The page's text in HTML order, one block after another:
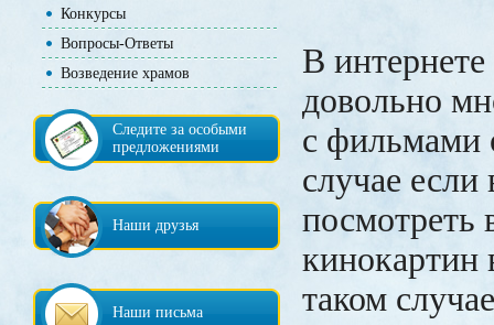
Конкурсы
Вопросы-Ответы
Возведение храмов
Следите за особыми
предложениями
Наши друзья
Наши письма
В
довольно
с фильмами
случае если
посмотреть
кинокартин
таком